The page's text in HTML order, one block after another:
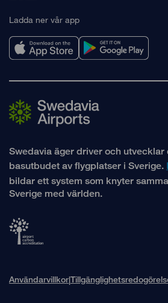
facebook
instagram
Ladda ner vår app
Swedavia äger driver och utvecklar
basutbudet av flygplatser i Sverige.
bildar ett system som knyter
Sverige med världen.
Användarvillkor|